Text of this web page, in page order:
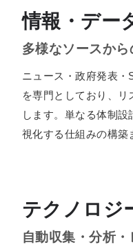
情報・デー
多様なソースか
ニュース・政府発表
を専門としており、
します。単なる体制
視化する仕組みの構築
テクノロジ
自動収集・分析